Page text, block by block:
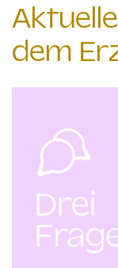
dem